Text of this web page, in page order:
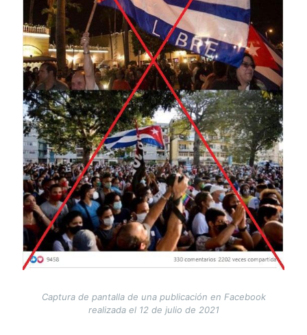
Captura de pantalla de una publicación en Facebook
realizada el 12 de julio de 2021